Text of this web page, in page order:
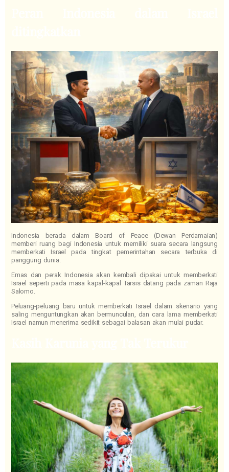
Indonesia berada dalam Board of Peace (Dewan Perdamaian)
memberi ruang bagi Indonesia untuk memiliki suara secara langsung
memberkati Israel pada tingkat pemerintahan secara terbuka di
panggung dunia.
Emas dan perak Indonesia akan kembali dipakai untuk memberkati
Israel seperti pada masa kapal-kapal Tarsis datang pada zaman Raja
Salomo.
Peluang-peluang baru untuk memberkati Israel dalam skenario yang
saling menguntungkan akan bermunculan, dan cara lama memberkati
Israel namun menerima sedikit sebagai balasan akan mulai pudar.